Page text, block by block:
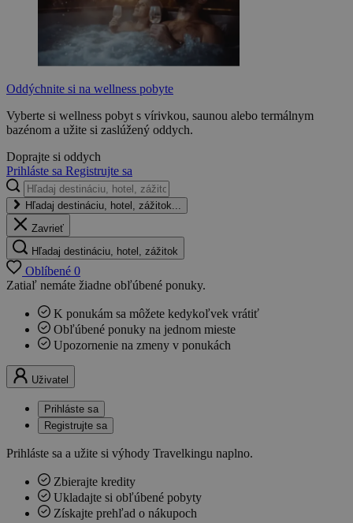
Oddýchnite si na wellness pobyte
Vyberte si wellness pobyt s vírivkou, saunou alebo termálnym
bazénom a užite si zaslúžený oddych.
Doprajte si oddych
Prihláste sa Registrujte sa
Hľadaj destináciu, hotel, zážitok...
Zavrieť
Hľadaj destináciu, hotel, zážitok
Oblíbené 0
Zatiaľ nemáte žiadne obľúbené ponuky.
K ponukám sa môžete kedykoľvek vrátiť
Obľúbené ponuky na jednom mieste
Upozornenie na zmeny v ponukách
Uživatel
Prihláste sa
Registrujte sa
Prihláste sa a užite si výhody Travelkingu naplno.
Zbierajte kredity
Ukladajte si obľúbené pobyty
Získajte prehľad o nákupoch